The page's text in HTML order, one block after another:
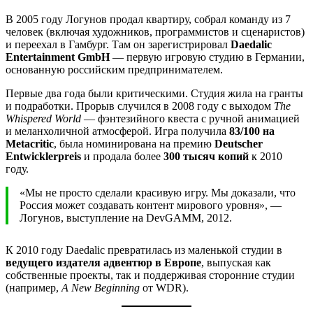
В 2005 году Логунов продал квартиру, собрал команду из 7
человек (включая художников, программистов и сценаристов)
и переехал в Гамбург. Там он зарегистрировал Daedalic
Entertainment GmbH— первую игровую студию в Германии,
основанную российским предпринимателем.
Первые два года были критическими. Студия жила на гранты
и подработки. Прорыв случился в 2008 году с выходом The
Whispered World — фэнтезийного квеста с ручной анимацией
и меланхоличной атмосферой. Игра получила 83/100 на
Metacritic, была номинирована на премию Deutscher
Entwicklerpreis и продала более 300 тысяч копий к 2010
году.
«Мы не просто сделали красивую игру. Мы доказали, что
Россия может создавать контент мирового уровня», —
Логунов, выступление на DevGAMM, 2012.
К 2010 году Daedalic превратилась из маленькой студии в
ведущего издателя адвентюр в Европе, выпуская как
собственные проекты, так и поддерживая сторонние студии
(например, A New Beginning от WDR).